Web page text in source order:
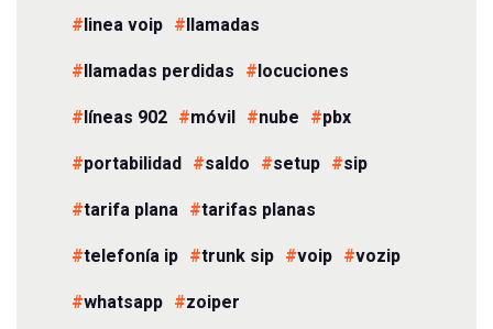
linea voip
llamadas
llamadas perdidas
locuciones
líneas 902
móvil nube
pbx
portabilidad
saldo setup
sip
tarifa plana
tarifas planas
telefonía ip
trunk sip voip
vozip
whatsapp
zoiper